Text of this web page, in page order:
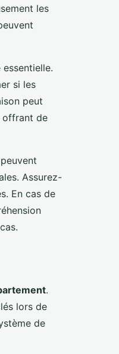
les
si les
peut
offrant de
Assurez-
En cas de
.
lors de
de